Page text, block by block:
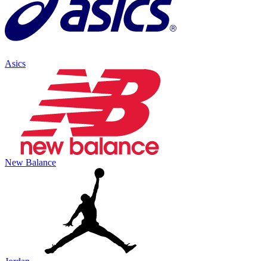
Asics
New Balance